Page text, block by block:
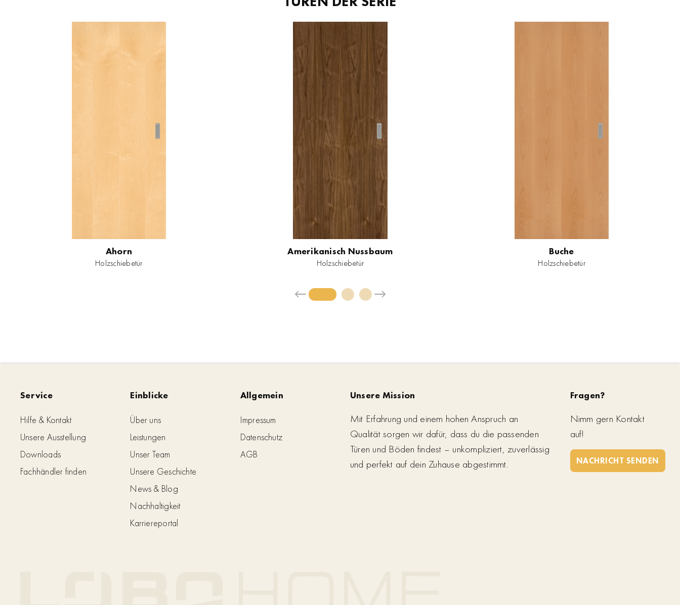
Ahorn
Holzschiebetür
Amerikanisch Nussbaum
Holzschiebetür
Buche
Holzschiebetür
Service
Hilfe & Kontakt
Unsere Ausstellung
Downloads
Fachhändler finden
Einblicke
Über uns
Leistungen
Unser Team
Unsere Geschichte
News & Blog
Nachhaltigkeit
Karriereportal
Allgemein
Impressum
Datenschutz
AGB
Unsere Mission
Mit Erfahrung und einem hohen Anspruch an
Qualität sorgen wir dafür, dass du die passenden
Türen und Böden findest – unkompliziert, zuverlässig
und perfekt auf dein Zuhause abgestimmt.
Fragen?
Nimm gern Kontakt
auf!
NACHRICHT SENDEN